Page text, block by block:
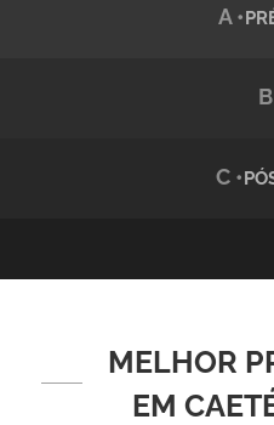
Green
Vídeos de
A •
C •
MELHOR
EM